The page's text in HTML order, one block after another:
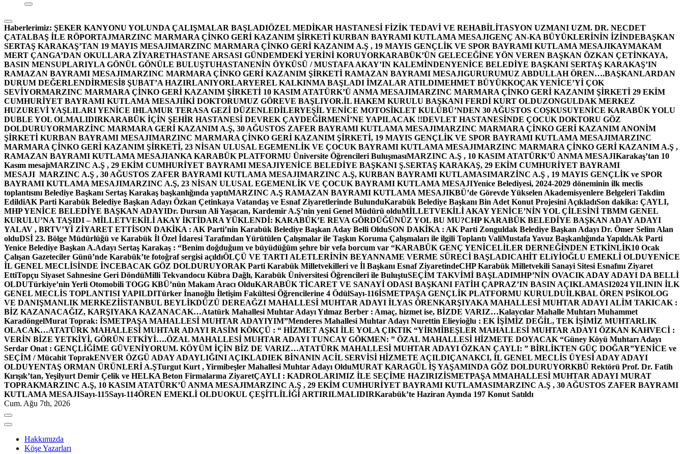
Haberlerimiz: ŞEKER KANYONU YOLUNDA ÇALIŞMALAR BAŞLADIÖZEL MEDİKAR HASTANESİ FİZİK TEDAVİ VE REHABİLİTASYON UZMANI UZM. DR. NECDET
ÇATALBAŞ İLE RÖPORTAJMARZINC MARMARA ÇİNKO GERİ KAZANIM ŞİRKETİ KURBAN BAYRAMI KUTLAMA MESAJIGENÇ AN-KA BÜYÜKLERİNİN İZİNDEBAŞKAN
SERTAŞ KARAKAŞ’TAN 19 MAYIS MESAJIMARZINC MARMARA ÇİNKO GERİ KAZANIM A.Ş , 19 MAYIS GENÇLİK VE SPOR BAYRAMI KUTLAMA MESAJIKAYMAKAM
MERT ÇANGA’DAN OKULLARA ZİYARETHASTANE ARSASI GÜNDEMDEKİ YERİNİ KORUYORKARABÜK’ÜN GELECEĞİNE YÖN VEREN BAŞKAN ÖZKAN ÇETİNKAYA,
BASIN MENSUPLARIYLA GÖNÜL GÖNÜLE BULUŞTUHASTANENİN ÖYKÜSÜ / MUSTAFA AKAY’IN KALEMİNDENYENİCE BELEDİYE BAŞKANI SERTAŞ KARAKAŞ’IN
RAMAZAN BAYRAMI MESAJIMARZINC MARMARA ÇİNKO GERİ KAZANIM ŞİRKETİ RAMAZAN BAYRAMI MESAJIGURURUMUZ ABDULLAH ÖREN….BAŞKANLARDAN
DURUM DEĞERLENDİRMESİ8 ŞUBAT’A HAZIRLANIYORLARYEREL KALKINMA BAŞLADI İMZALAR ATILDIMEHMET BÜYÜKKOÇAK YENİCE’Yİ ÇOK
SEVİYORMARZINC MARMARA ÇİNKO GERİ KAZANIM ŞİRKETİ 10 KASIM ATATÜRK’Ü ANMA MESAJIMARZINC MARMARA ÇİNKO GERİ KAZANIM ŞİRKETİ 29 EKİM
CUMHURİYET BAYRAMI KUTLAMA MESAJIİKİ DOKTORUMUZ GÖREVE BAŞLIYOR.İL HAKEM KURULU BAŞKANI FERDİ KURT OLDUZONGULDAK MERKEZ
HUZUREVİ YAŞLILARI YENİCE IHLAMUR TERASA GEZİ DÜZENLEDİLERYEŞİL YENİCE MOTOSİKLET KULÜBÜ’NDEN 30 AĞUSTOS COŞKUSUYENİCE KARABÜK YOLU
DUBLE YOL OLMALIDIRKARABÜK İÇİN ŞEHİR HASTANESİ DEVREK ÇAYDEĞİRMENİ’NE YAPILACAK !!DEVLET HASTANESİNDE ÇOCUK DOKTORU GÖZ
DOLDURUYORMARZİNC MARMARA GERİ KAZANIM A.Ş, 30 AĞUSTOS ZAFER BAYRAMI KUTLAMA MESAJIMARZINC MARMARA ÇİNKO GERİ KAZANIM ANONİM
ŞİRKETİ KURBAN BAYRAMI MESAJIMARZINC MARMARA ÇİNKO GERİ KAZANIM ŞİRKETİ, 19 MAYIS GENÇLİK VE SPOR BAYRAMI KUTLAMA MESAJIMARZINC
MARMARA ÇİNKO GERİ KAZANIM ŞİRKETİ, 23 NİSAN ULUSAL EGEMENLİK VE ÇOCUK BAYRAMI KUTLAMA MESAJIMARZINC MARMARA ÇİNKO GERİ KAZANIM A.Ş ,
RAMAZAN BAYRAMI KUTLAMA MESAJIANKA KARABÜK PLATFORMU Üniversite Öğrencileri BuluşmasıMARZINC A.Ş , 10 KASIM ATATÜRK’Ü ANMA MESAJIKarakaş’tan 10
Kasım mesajıMARZINC A.Ş , 29 EKİM CUMHURİYET BAYRAMI MESAJIYENİCE BELEDİYE BAŞKANI Ş.SERTAŞ KARAKAŞ, 29 EKİM CUMHURİYET BAYRAMI
MESAJI MARZINC A.Ş , 30 AĞUSTOS ZAFER BAYRAMI KUTLAMA MESAJIMARZINC A.Ş, KURBAN BAYRAMI KUTLAMASIMARZİNC A.Ş , 19 MAYIS GENÇLİK ve SPOR
BAYRAMI KUTLAMA MESAJIMARZINC A.Ş, 23 NİSAN ULUSAL EGEMENLİK VE ÇOCUK BAYRAMI KUTLAMA MESAJIYenice Belediyesi, 2024-2029 döneminin ilk meclis
toplantısını Belediye Başkanı Sertaş Karakaş başkanlığında yaptıMARZINC A.Ş RAMAZAN BAYRAMI KUTLAMA MESAJIKBÜ’de Görevde Yükselen Akademisyenlere Belgeleri Takdim
EdildiAK Parti Karabük Belediye Başkan Adayı Özkan Çetinkaya Vatandaş ve Esnaf Ziyaretlerinde BulunduKarabük Belediye Başkanı Bin Adet Konut Projesini AçıkladıSon dakika: ÇAYLI,
MHP YENİCE BELEDİYE BAŞKAN ADAYIDr. Dursun Ali Yaşacan, Kardemir A.Ş’nin yeni Genel Müdürü olduMİLLETVEKİLİ AKAY YENİCE’NİN YOL ÇİLESİNİ TBMM GENEL
KURULU’NA TAŞIDI – MİLLETVEKİLİ AKAY İKTİDARA YÜKLENDİ: KARABÜK’E REVA GÖRDÜĞÜNÜZ YOL BU MU?CHP KARABÜK BELEDİYE BAŞKAN ADAY ADAYI
YALAV , BRTV’Yİ ZİYARET ETTİSON DAKİKA : AK Parti’nin Karabük Belediye Başkan Aday Belli OlduSON DAKİKA : AK Parti Zonguldak Belediye Başkan Adayı Dr. Ömer Selim Alan
olduDSİ 23. Bölge Müdürlüğü ve Karabük İl Özel İdaresi Tarafından Yürütülen Çalışmalar ile Taşkın Koruma Çalışmaları ile ilgili Toplantı ValiMustafa Yavuz Başkanlığında Yapıldı.Ak Parti
Yenice Belediye Başkan A.Adayı Sertaş Karakaş : “Benim doğduğum ve büyüdüğüm şehre bir vefa borcum var “KARABÜK GENÇ YENİCELİLER DERNEĞİNDEN ETKİNLİK10 Ocak
Çalışan Gazeteciler Günü’nde Karabük’te fotoğraf sergisi açıldıÖLÇÜ VE TARTI ALETLERİNİN BEYANNAME VERME SÜRECİ BAŞLADICAHİT ELiYİOĞLU EMEKLİ OLDUYENİCE
İL GENEL MECLİSİNDE İNCEBACAK GÖZ DOLDURUYORAK Parti Karabük Milletvekilleri ve İl Başkanı Esnaf ZiyaretindeCHP Karabük Milletvekili Sanayi Sitesi Esnafını Ziyaret
EttiTopçu Siyaset Sahnesine Geri DöndüMilli Tekvandocu Kübra Dağlı, Karabük Üniversitesi Öğrencileri ile BuluştuSEÇİM TAKVİMİ BAŞLADIMHP’NİN OVACIK ADAY ADAYI DA BELLİ
OLDUTürkiye’nin Yerli Otomobili TOGG KBÜ’nün Makam Aracı OlduKARABÜK TİCARET VE SANAYİ ODASI BAŞKANI FATİH ÇAPRAZ’IN BASIN AÇIKLAMASI2024 YILININ İLK
GENEL MECLİS TOPLANTISI YAPILDITürker İnanoğlu İletişim Fakültesi Öğrencilerine 4 ÖdülSayı-116İSMETPAŞA GENÇLİK PLATFORMU KURULDUİLKBAL ÖREN PSİKOLOG
VE DANIŞMANLIK MERKEZİİSTANBUL BEYLİKDÜZÜ DEREAĞZI MAHALLESİ MUHTAR ADAYI İLYAS ÖRENKARŞIYAKA MAHALLESİ MUHTAR ADAYI ALİM TAKICAK :
BİZ KAZANACAĞIZ, KARŞIYAKA KAZANACAK…Atatürk Mahallesi Muhtar Adayı Yılmaz Berber : Amaç, hizmet ise, BİZDE VARIZ…Kalaycılar Mahalle Muhtarı Muhammet
KaradöngelMurat Toprak: İSMETPAŞA MAHALLESİ MUHTAR ADAYIYIM”Menderes Mahallesi Muhtar Adayı Nurettin Elieyioğlu : EK İŞİMİZ DEĞİL, TEK İŞİMİZ MUHTARLIK
OLACAK…ATATÜRK MAHALLESİ MUHTAR ADAYI RASİM KÖKÇÜ : “ HİZMET AŞKI İLE YOLA ÇIKTIK “YİRMİBEŞLER MAHALLESİ MUHTAR ADAYI ÖZKAN KAHVECİ :
VERİN BİZE YETKİYİ, GÖRÜN ETKİYİ….ÖZAL MAHALLESİ MUHTAR ADAYI TUNCAY GÖKMEN: ” ÖZAL MAHALLESİ HİZMETE DOYACAK “Güney Köyü Muhtarı Adayı
Serdar Onat : GENÇLİĞİME GÜVENİYORUM. KÖYÜM İÇİN BİZ DE VARIZ…ATATÜRK MAHALLESİ MUHTAR ADAYI ÖZKAN ÇAYLI: ” BİRLİKTEN GÜÇ DOĞAR”YENİCE ve
SEÇİM / Mücahit ToprakENVER ÖZGÜ ADAY ADAYLIĞINI AÇIKLADIEK BİNANIN ACİL SERVİSİ HİZMETE AÇILDIÇANAKCI, İL GENEL MECLİS ÜYESİ ADAY ADAYI
OLDUYENTAŞ ORMAN ÜRÜNLERİ A.ŞTurgut Kurt , Yirmibeşler Mahallesi Muhtar Adayı OlduMURAT KARAGÜL İŞ YAŞAMINDA GÖZ DOLDURUYORKBÜ Rektörü Prof. Dr. Fatih
Kırışık’tan, Yeşilyurt Demir Çelik ve HELKA Beton Firmalarına ZiyaretÇAYLI : KADROLARIMIZ İLE SEÇİME HAZIRIZİSMETPAŞA MMAHALLESİ MUHTAR ADAYI MURAT
TOPRAKMARZINC A.Ş, 10 KASIM ATATÜRK’Ü ANMA MESAJIMARZINC A.Ş , 29 EKİM CUMHURİYET BAYRAMI KUTLAMASIMARZINC A.Ş , 30 AĞUSTOS ZAFER BAYRAMI
KUTLAMA MESAJISayı-115Sayı-114ÖREN EMEKLİ OLDUOKUL ÇEŞİTLİLİĞİ ARTIRILMALIDIRKarabük’te Haziran Ayında 197 Konut Satıldı
Cum. Ağu 7th, 2026
Hakkımızda
Köşe Yazarları